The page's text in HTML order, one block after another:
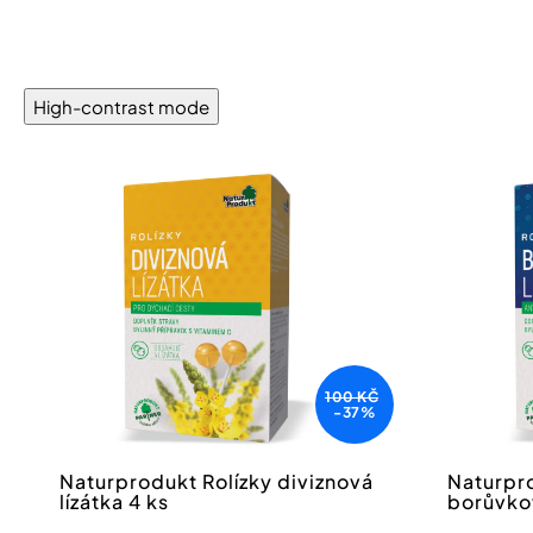
High-contrast mode
100 KČ
-37%
Naturprodukt Rolízky diviznová
lízátka 4 ks